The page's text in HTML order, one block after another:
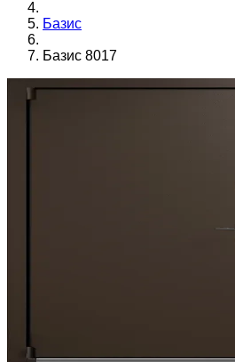
Базис
Базис 8017